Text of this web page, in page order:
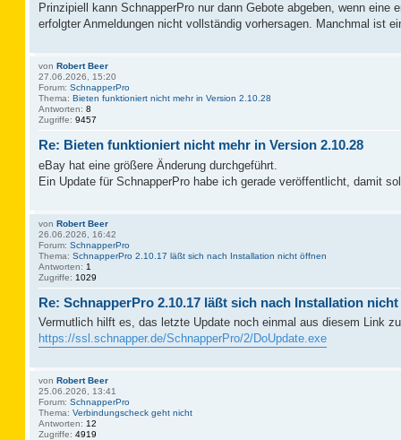
Prinzipiell kann SchnapperPro nur dann Gebote abgeben, wenn
erfolgter Anmeldungen nicht vollständig vorhersagen. Manchmal ist
von Robert Beer
27.06.2026, 15:20
Forum: SchnapperPro
Thema: Bieten funktioniert nicht mehr in Version 2.10.28
Antworten: 8
Zugriffe: 9457
Re: Bieten funktioniert nicht mehr in Version 2.10.28
eBay hat eine größere Änderung durchgeführt.
Ein Update für SchnapperPro habe ich gerade veröffentlicht, damit
von Robert Beer
26.06.2026, 16:42
Forum: SchnapperPro
Thema: SchnapperPro 2.10.17 läßt sich nach Installation nicht öffnen
Antworten: 1
Zugriffe: 1029
Re: SchnapperPro 2.10.17 läßt sich nach Installation
Vermutlich hilft es, das letzte Update noch einmal aus diesem Link
https://ssl.schnapper.de/SchnapperPro/2/DoUpdate.exe
von Robert Beer
25.06.2026, 13:41
Forum: SchnapperPro
Thema: Verbindungscheck geht nicht
Antworten: 12
Zugriffe: 4919